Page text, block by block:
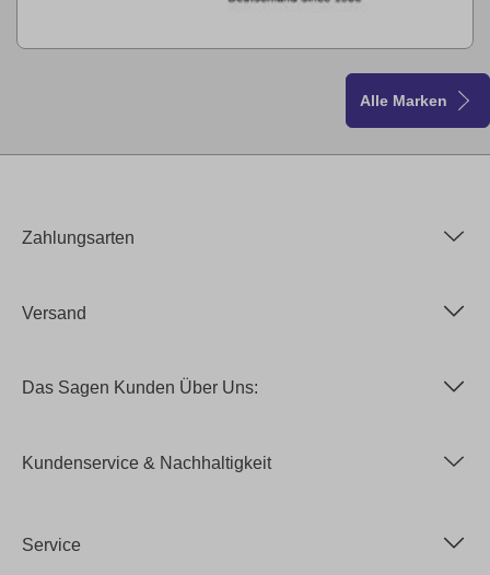
Alle Marken
Zahlungsarten
Versand
Das Sagen Kunden Über Uns:
Kundenservice & Nachhaltigkeit
Service